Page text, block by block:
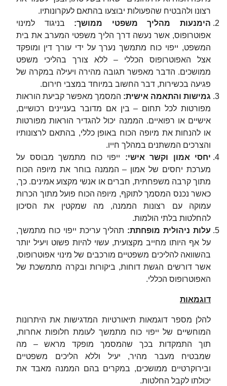
רצונו ולהבטיח שהפעולות יבוצעו בהתאם לעקרונותיו.
הימנעות מהליך משפטי ממושך: בניגוד למינוי
אפוטרופוס, אשר נעשה דרך הליך משפטי המערב את בית
המשפט, ייפוי כוח מתמשך נערך על ידי עורך דין ומופקד
אצל האפוטרופוס הכללי – ללא צורך בהליכי משפט
ממושכים. הדבר מאפשר תגובה מהירה ויעילה במקרה של
פגיעה בכשירות, דבר החשוב במיוחד במצבי חירום.
גמישות והתאמה אישית: המסמך מאפשר קביעת הוראות
מפורטות לכל תחום – בין אם מדובר בעניינים רכושיים,
אישיים או רפואיים. הממנה יכול להגדיר הוראות מפורטות
או להנחות את מיופה הכוח באופן כללי, בהתאם לרצונותיו
והצרכים המשתנים במהלך חייו.
יחסי אמון וקשר אישי: ייפוי כוח מתמשך מבוסס על
מערכת יחסים של אמון – הממנה בוחר את מיופה הכוח
מתוך קרבה משפחתית, חברים או אנשי מקצוע אמינים. כך,
כאשר נכנס המסמך לתוקף, מיופה הכוח פועל מתוך הכרות
עמוקה עם רצונות הממנה, מה שמקטין את הסיכון
להחלטות בלתי הולמות.
עלות ניהולית מופחתת: תהליך עריכת ייפוי כוח מתמשך,
על אף היותו מחייב מקצועית, עשוי להיות פשוט ויעיל יותר
בהשוואה להליכים משפטיים מורכבים של מינוי אפוטרופוס,
אשר דורשים הגשת דוחות, ביקורות ובקרה מתמשכת של
האפוטרופוס הכללי.
דוגמאות
להלן מספר דוגמאות תיאורטיות המדגישות את היתרונות
המוחשיים של ייפוי כוח מתמשך לעומת חלופות אחרות,
תוך התמקדות בכך שהמסמך מופקד מראש – מה
שמבטיח מעבר מהיר, יעיל וללא הליכים משפטיים
ובירוקרטיים ממושכים, במקרים בהם הממנה מאבד את
יכולתו לקבל החלטות.